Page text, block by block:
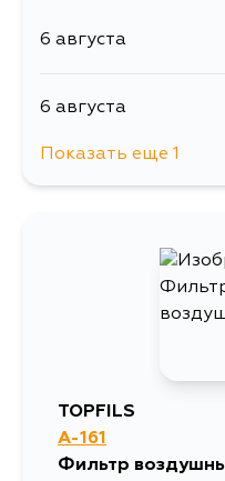
6 августа
6 августа
Показать еще 1
TOPFILS
A-161
Фильтр